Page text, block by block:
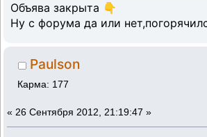
Объява закрыта 👇
Ну с форума да или
Paulson
Карма: 177
« 26 Сентября 2012, 21:19:47 »